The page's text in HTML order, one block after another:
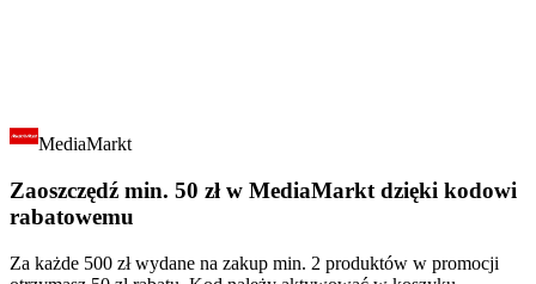
MediaMarkt
Zaoszczędź min. 50 zł w MediaMarkt dzięki kodowi
rabatowemu
Za każde 500 zł wydane na zakup min. 2 produktów w promocji